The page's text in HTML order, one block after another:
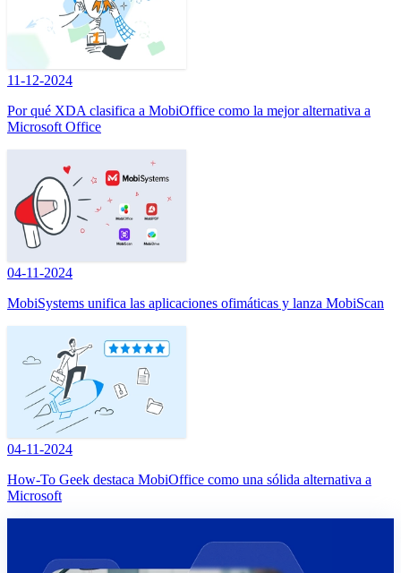
11-12-2024
Por qué XDA clasifica a MobiOffice como la mejor alternativa a
Microsoft Office
04-11-2024
MobiSystems unifica las aplicaciones ofimáticas y lanza MobiScan
04-11-2024
How-To Geek destaca MobiOffice como una sólida alternativa a
Microsoft